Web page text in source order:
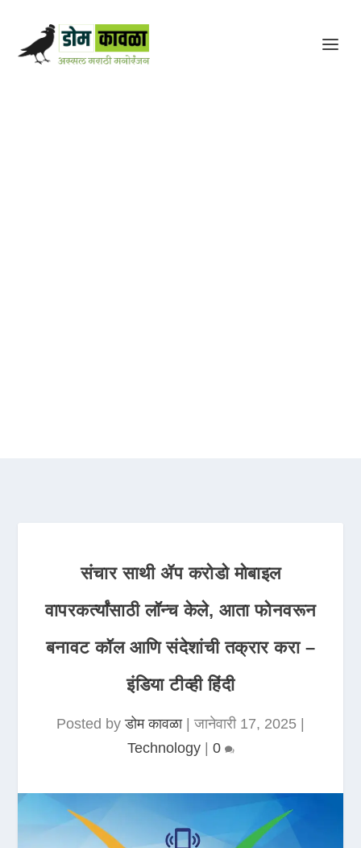
संचार साथी ॲप करोडो मोबाइल
वापरकर्त्यांसाठी लॉन्च केले, आता फोनवरून
बनावट कॉल आणि संदेशांची तक्रार करा –
इंडिया टीव्ही हिंदी
Posted byडोम कावळा|जानेवारी 17, 2025
Technology| 0